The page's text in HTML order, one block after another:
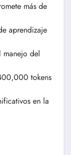
más de
aprendizaje
manejo del
tokens
en la